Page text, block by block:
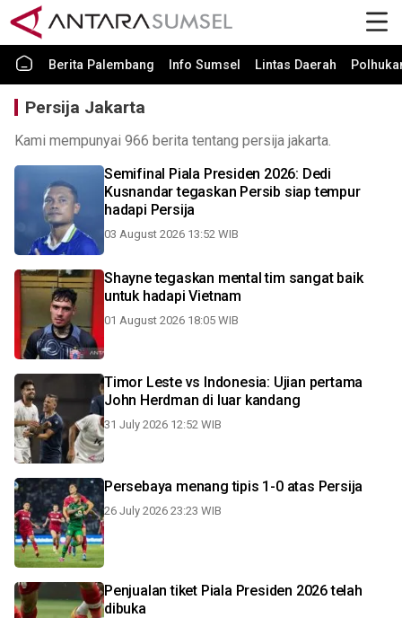
Berita Palembang Info Sumsel Lintas Daerah
Persija Jakarta
Kami mempunyai 966 berita tentang persija jakarta.
Semifinal Piala Presiden 2026: Dedi
Kusnandar tegaskan Persib siap tempur
hadapi Persija
03 August 2026 13:52 WIB
Shayne tegaskan mental tim sangat baik
untuk hadapi Vietnam
01 August 2026 18:05 WIB
Timor Leste vs Indonesia: Ujian pertama
John Herdman di luar kandang
31 July 2026 12:52 WIB
Persebaya menang tipis 1-0 atas Persija
26 July 2026 23:23 WIB
Penjualan tiket Piala Presiden 2026 telah
dibuka